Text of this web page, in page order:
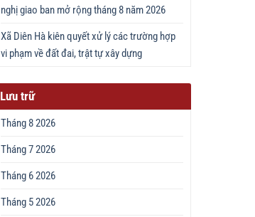
nghị giao ban mở rộng tháng 8 năm 2026
Xã Diên Hà kiên quyết xử lý các trường hợp
vi phạm về đất đai, trật tự xây dựng
Lưu trữ
Tháng 8 2026
Tháng 7 2026
Tháng 6 2026
Tháng 5 2026